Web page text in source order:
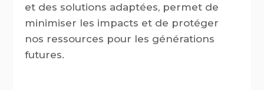
et des solutions adaptées, permet de
minimiser les impacts et de protéger
nos ressources pour les générations
futures.